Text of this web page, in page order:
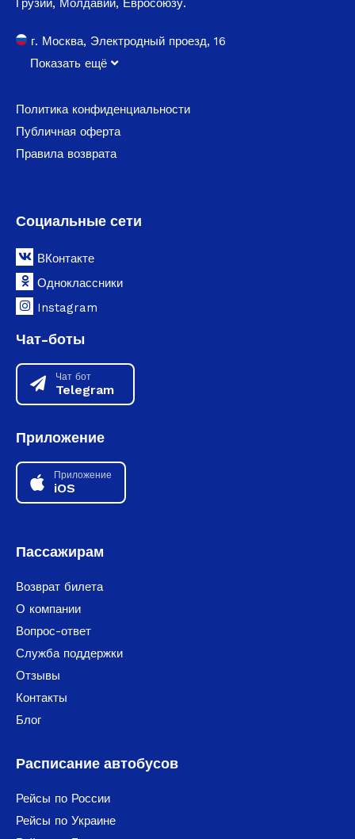
Грузии, Молдавии, Евросоюзу.
г. Москва, Электродный проезд, 16
Показать ещё
Политика конфиденциальности
Публичная оферта
Правила возврата
Социальные сети
ВКонтакте
Одноклассники
Instagram
Чат-боты
Чат бот
Telegram
Приложение
Приложение
iOS
Пассажирам
Возврат билета
О компании
Вопрос-ответ
Служба поддержки
Отзывы
Контакты
Блог
Расписание автобусов
Рейсы по России
Рейсы по Украине